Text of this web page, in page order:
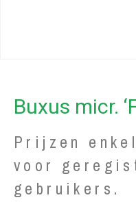
Buxus micr.
Prijzen
voor
gebruikers.